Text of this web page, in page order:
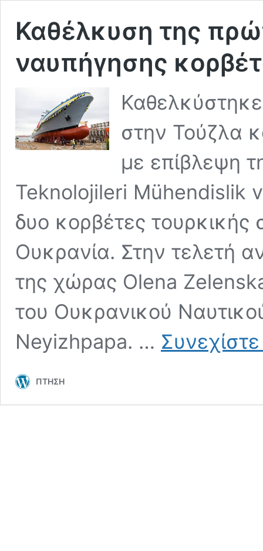
Καθέλκυση της
ναυπήγησης
στην Τούζλα
με επίβλεψη
Teknolojileri Mühendislik
δυο κορβέτες τουρκικής
Ουκρανία. Στην τελετή
της χώρας Olena
του Ουκρανικού
Neyizhpapa. …
ΠΤΗΣΗ